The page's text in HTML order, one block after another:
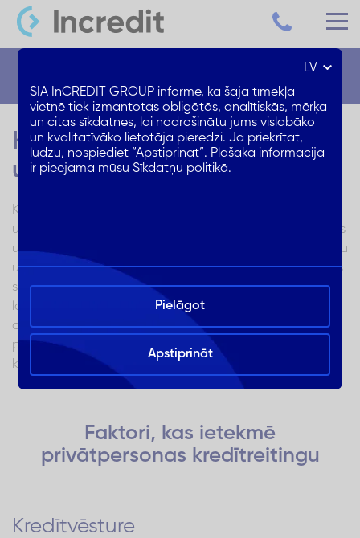
Kas ir kredītreitings un kā to
uzlabot?
Kredītreitings ir faktoru kopums, kas nosaka personas vai
uzņēmuma kredītspēju. Ar kredītreitinga palīdzību bankas
un citas kredītiestādes nosaka iespēju saņemt aizdevumu
un kredītlimitu. Kredītreitings parasti tiek izteikts kā skaitlis
skalā no 1 līdz 1000. Jo augstāks šis rādītājs, jo uz
labākām aizņemšanās iespējām un nosacījumiem var
cerēt aizņēmējs. Kredītreitingu skaita, izmantojot
pieejamo informāciju par personas vai uzņēmuma
kredītvēsturi un citus faktorus.
Faktori, kas ietekmē
privātpersonas kredītreitingu
Kredītvēsture
LV
SIA InCREDIT GROUP informē, ka šajā tīmekļa
vietnē tiek izmantotas obligātās, analītiskās, mērķa
un citas sīkdatnes, lai nodrošinātu jums vislabāko
un kvalitatīvāko lietotāja pieredzi. Ja priekrītat,
lūdzu, nospiediet “Apstiprināt”. Plašāka informācija
ir pieejama mūsuSīkdatņu politikā.
Pielāgot
Apstiprināt